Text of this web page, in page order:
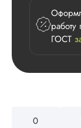
работу
ГОСТ
0